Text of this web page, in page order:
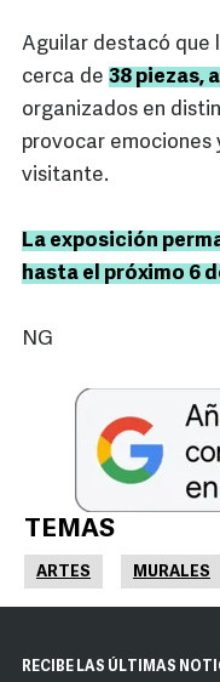
Aguilar destacó que
cerca de 38 piezas,
organizados en
provocar emociones
visitante.
La exposición
hasta el próximo 6
NG
TEMAS
ARTES MURALES
RECIBE LAS ÚLTIMAS